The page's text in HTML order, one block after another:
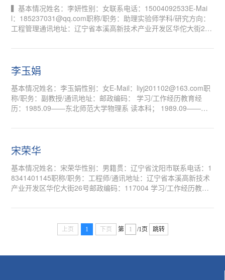
▍基本情况姓名：李妍性别：女联系电话：15004092533E-Mai
l：185237031@qq.com职称/职务：助理实验师学科/研究方向：
工程管理通讯地址：辽宁省本溪高新技术产业开发区华佗大街26
工大学 化学工程与工艺专业 学士2021.9-2024.6 大连海事大学 工
验师▍科研/获奖情况①辽宁省社会科学基金重点项目“辽宁海洋科
技创新效率评价及与蓝色经济发展的协同效应”...
李玉娟
基本情况姓名：李玉娟性别：女E-Mail：liyj201102@163.com职
称/职务：副教授/通讯地址：邮政编码： 学习/工作经历教育经
历：1985.09――东北师范大学物理系 读本科； 1989.09――东
宋荣华
基本情况姓名：宋荣华性别：男籍贯：辽宁省沈阳市联系电话：1
8341401145职称/职务：工程师/通讯地址：辽宁省本溪高新技术
产业开发区华佗大街26号邮政编码：117004 学习/工作经历教育
上页 1 下页 第 /1页 跳转